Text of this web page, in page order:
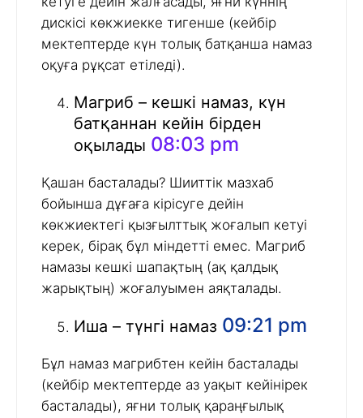
дискісі көкжиекке тигенше (кейбір
мектептерде күн толық батқанша намаз
оқуға рұқсат етіледі).
Магриб – кешкі намаз, күн
батқаннан кейін бірден
оқылады 08:03 pm
Қашан басталады? Шииттік мазхаб
бойынша дұғаға кірісуге дейін
көкжиектегі қызғылттық жоғалып кетуі
керек, бірақ бұл міндетті емес. Магриб
намазы кешкі шапақтың (ақ қалдық
жарықтың) жоғалуымен аяқталады.
Иша – түнгі намаз 09:21 pm
Бұл намаз магрибтен кейін басталады
(кейбір мектептерде аз уақыт кейінірек
басталады), яғни толық қараңғылық